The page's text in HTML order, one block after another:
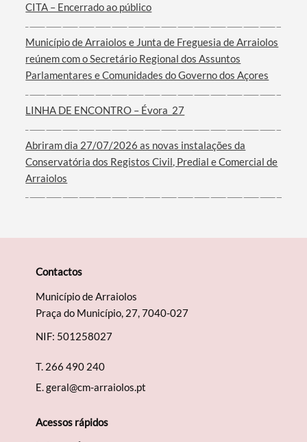
Categorias gerais
Filtros
CITA – Encerrado ao público
Município de Arraiolos e Junta de Freguesia de Arraiolos
reúnem com o Secretário Regional dos Assuntos
Parlamentares e Comunidades do Governo dos Açores
LINHA DE ENCONTRO – Évora_27
Abriram dia 27/07/2026 as novas instalações da
Conservatória dos Registos Civil, Predial e Comercial de
Arraiolos
Contactos
Município de Arraiolos
Praça do Município, 27, 7040-027
NIF: 501258027
T. 266 490 240
E.geral@cm-arraiolos.pt
Acessos rápidos